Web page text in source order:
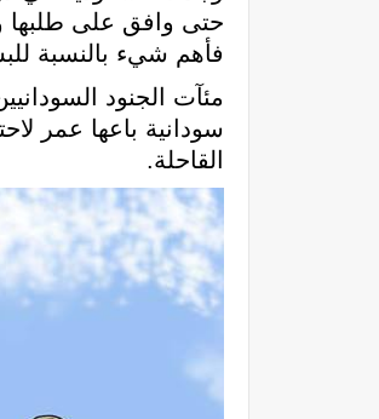
حتى وافق على طلبها
فأهم شيء بالنسبة
مئآت الجنود
سودانية باعها عمر
القاحلة.